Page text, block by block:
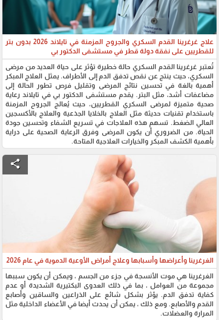
علاج غرغرينا القدم السكري والجروح المزمنة في تايلاند 2026 بدون بتر
للقطريين على نفقة دولة قطر في مستشفى الدكتور بي
تُعتبر غرغرينا القدم السكري حالة خطيرة تؤثر على حياة العديد من مرضى
السكري، حيث ينتج عن نقص تدفق الدم إلى الأطراف. يمثل العلاج المبكر
أهمية بالغة في تحسين نتائج المرضى وتقليل فرص تطور الحالة إلى
مضاعفات أشد، مثل البتر. يقدم مستشفى الدكتور بي في تايلاند رعاية
صحية متميزة لمرضى السكري القطريين، حيث يُعالج الجروح المزمنة
باستخدام تقنيات حديثة مثل العلاج بالخلايا الجذعية والعلاج بالأكسجين
العالي الضغط. تسهم هذه العلاجات في تسريع الشفاء وتحسين جودة
الحياة. من الضروري أن يكون المرضى وفرق الرعاية الصحية على دراية
بأهمية الكشف المبكر والخيارات العلاجية المتاحة.
share
الغرغرينا وأعراضها وأسبابها وعلاج أمراض الأوعية الدموية في عام 2026
الغرغرينا هي موت الأنسجة في جزء من الجسم ، ويمكن أن يكون سببها
مجموعة من العوامل ، بما في ذلك العدوى البكتيرية الشديدة أو عدم
كفاية تدفق الدم. يؤثر بشكل شائع على الذراعين والساقين وأصابع
القدم والأصابع. ومع ذلك ، يمكن أن يحدث أيضا في الأعضاء الداخلية مثل
المرارة والعضلات.